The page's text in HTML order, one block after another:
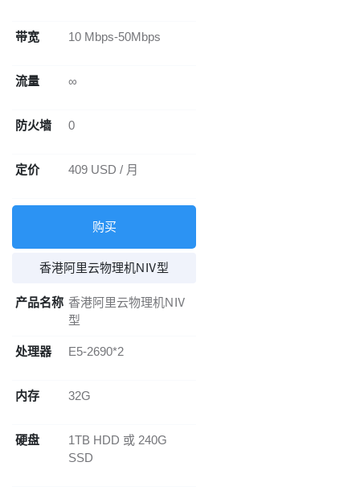
带宽 10 Mbps-50Mbps
流量 ∞
防火墙 0
定价 409 USD / 月
购买
香港阿里云物理机NⅣ型
产品名称 香港阿里云物理机NⅣ
型
处理器 E5-2690*2
内存 32G
硬盘
1TB HDD 或 240G
SSD